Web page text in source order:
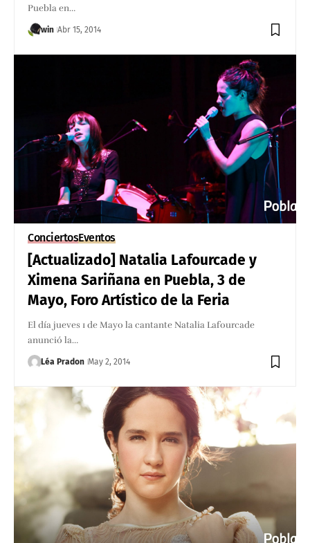
Puebla en…
win Abr 15, 2014
ConciertosEventos
[Actualizado] Natalia Lafourcade y
Ximena Sariñana en Puebla, 3 de
Mayo, Foro Artístico de la Feria
El día jueves 1 de Mayo la cantante Natalia Lafourcade
anunció la…
Léa Pradon May 2, 2014